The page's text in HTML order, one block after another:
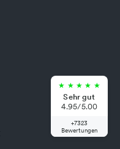
★
★
★
★
★
Sehr gut
4.95/5.00
+7323
Bewertungen